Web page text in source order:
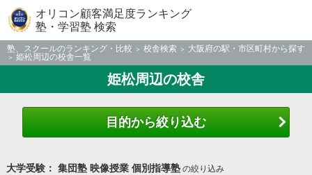
オリコン顧客満足度ランキング
塾・学習塾 検索
塾、スクールのランキング・比較 校舎検索
大阪府の駅・市区町村から探す
姫松周辺の校舎一覧
姫松周辺の校舎
目的から絞り込む
大学受験： 集団塾 映像授業 個別指導塾の絞り込み